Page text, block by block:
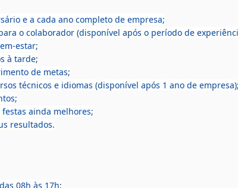
e a cada ano completo de empresa;
o colaborador (disponível após o período de
estar;
à tarde;
de metas;
técnicos e idiomas (disponível após 1 ano de empresa);
ainda melhores;
resultados.
08h às 17h;